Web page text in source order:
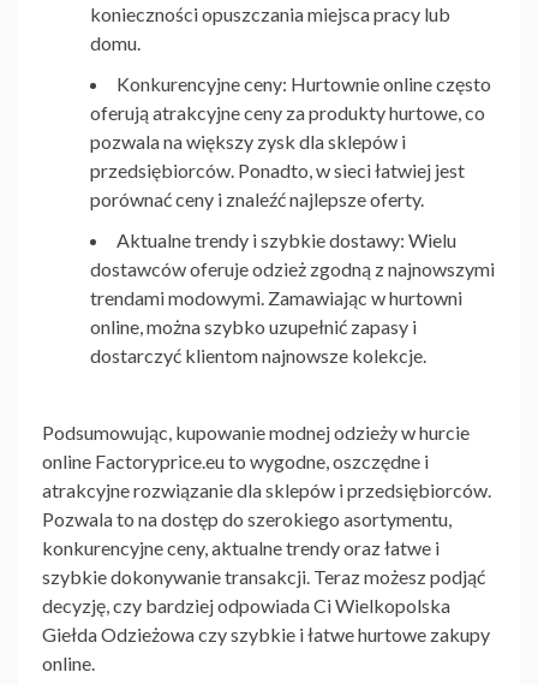
konieczności opuszczania miejsca pracy lub
domu.
Konkurencyjne ceny: Hurtownie online często
oferują atrakcyjne ceny za produkty hurtowe, co
pozwala na większy zysk dla sklepów i
przedsiębiorców. Ponadto, w sieci łatwiej jest
porównać ceny i znaleźć najlepsze oferty.
Aktualne trendy i szybkie dostawy: Wielu
dostawców oferuje odzież zgodną z najnowszymi
trendami modowymi. Zamawiając w hurtowni
online, można szybko uzupełnić zapasy i
dostarczyć klientom najnowsze kolekcje.
Podsumowując, kupowanie modnej odzieży w hurcie
online Factoryprice.euto wygodne, oszczędne i
atrakcyjne rozwiązanie dla sklepów i przedsiębiorców.
Pozwala to na dostęp do szerokiego asortymentu,
konkurencyjne ceny, aktualne trendy oraz łatwe i
szybkie dokonywanie transakcji. Teraz możesz podjąć
decyzję, czy bardziej odpowiada CiWielkopolska
Giełda Odzieżowaczy szybkie i łatwe hurtowe zakupy
online.